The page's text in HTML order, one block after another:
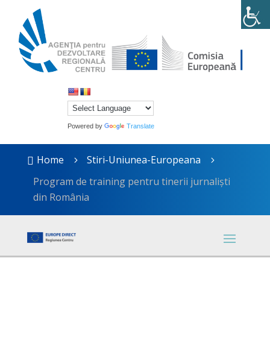
Powered by Translate
 Home 5 Stiri-Uniunea-Europeana 5
Program de training pentru tinerii jurnaliști
din România